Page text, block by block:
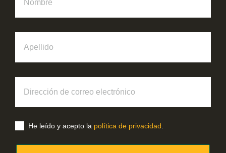
correo
electrónico
He leído y acepto la política de privacidad